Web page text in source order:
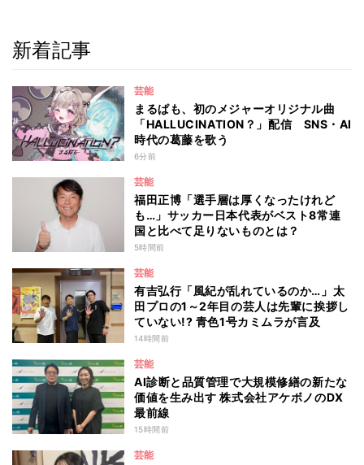
新着記事
芸能
まるぱも、初のメジャーオリジナル曲
「HALLUCINATION？」配信 SNS・AI
時代の葛藤を歌う
6分前
芸能
福田正博「選手層は厚くなったけれど
も…」サッカー日本代表がベスト8常連
国と比べて足りないものとは？
5時間前
芸能
有吉弘行「風紀が乱れているのか…」太
田プロの1～2年目の芸人は先輩に挨拶し
ていない!? 青色1号カミムラが言及
14時間前
芸能
AI診断と品質管理で大規模修繕の新たな
価値を生み出す 株式会社アケボノのDX
最前線
15時間前
芸能